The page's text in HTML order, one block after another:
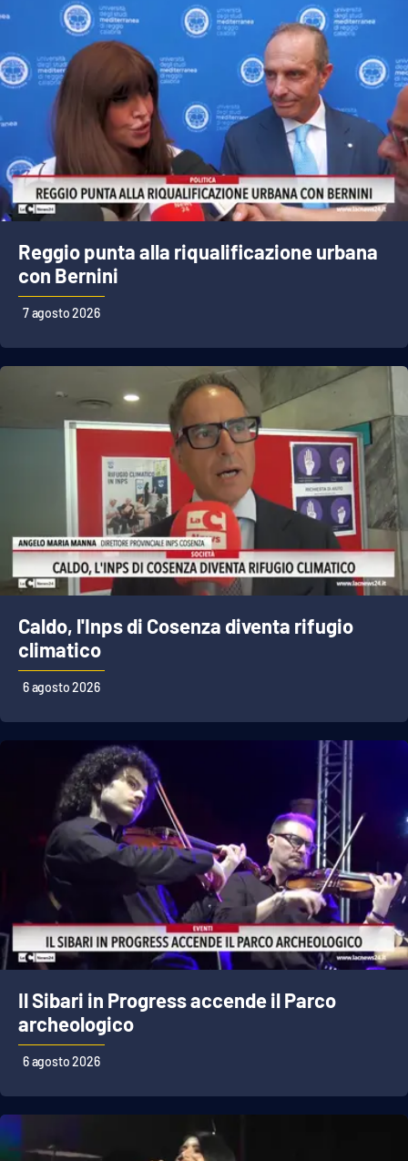
Reggio punta alla riqualificazione urbana
con Bernini
7 agosto 2026
Caldo, l'Inps di Cosenza diventa rifugio
climatico
6 agosto 2026
Il Sibari in Progress accende il Parco
archeologico
6 agosto 2026